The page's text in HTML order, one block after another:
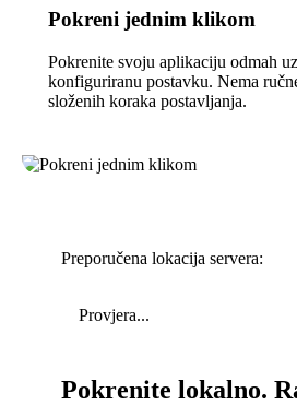
Pokreni jednim klikom
Pokrenite svoju aplikaciju odmah
konfiguriranu postavku. Nema
složenih koraka postavljanja.
Preporučena lokacija servera:
Provjera...
Pokrenite lokalno.